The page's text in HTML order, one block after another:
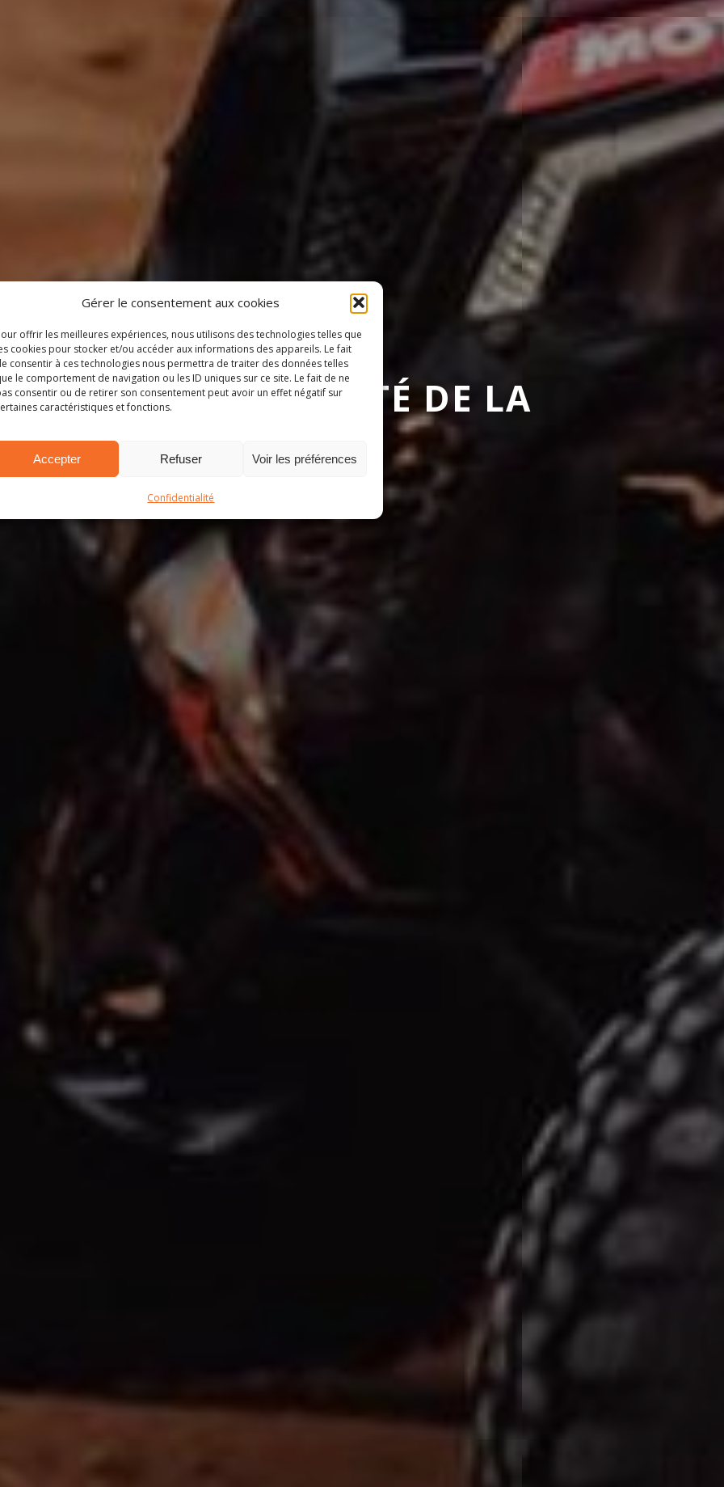
Gérer le consentement aux cookies
offrir les meilleures expériences, nous utilisons des technologies telles que
cookies pour stocker et/ou accéder aux informations des appareils. Le fait
consentir à ces technologies nous permettra de traiter des données telles
le comportement de navigation ou les ID uniques sur ce site. Le fait de ne
consentir ou de retirer son consentement peut avoir un effet négatif sur
caractéristiques et fonctions.
Accepter Refuser Voir les préférences
Confidentialité
PETITE ACTUALITÉ DE LA
SEMAINE
28 mars 2022